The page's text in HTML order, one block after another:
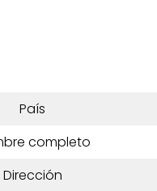
País
completo
Dirección